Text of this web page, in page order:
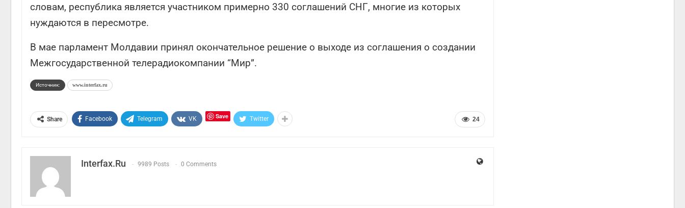
словам, республика является участником примерно 330 соглашений СНГ, многие из которых
нуждаются в пересмотре.
В мае парламент Молдавии принял окончательное решение о выходе из соглашения о создании
Межгосударственной телерадиокомпании “Мир”.
Источник: www.interfax.ru
24
Share Facebook Telegram VK Save Twitter
Interfax.ru 9989 Posts 0 Comments